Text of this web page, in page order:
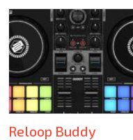
Reloop Buddy